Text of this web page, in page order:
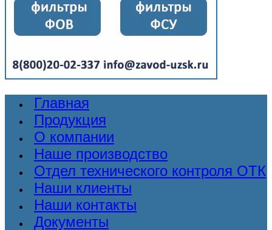
Главная
Продукция
О компании
Наше производство
Отдел технического контроля ОТК
Наши клиенты
Наши контакты
Документы